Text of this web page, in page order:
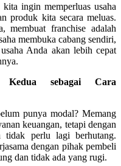
kita ingin memperluas usaha
produk kita secara meluas.
membuat franchise adalah
membuka cabang sendiri,
Anda akan lebih cepat
Kedua sebagai Cara
punya modal? Memang
keuangan, tetapi dengan
tidak perlu lagi berhutang.
dengan pihak pembeli
dan tidak ada yang rugi.